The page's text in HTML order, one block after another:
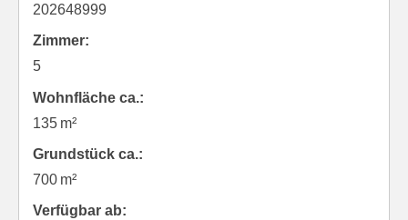
202648999
Zimmer:
5
Wohnfläche ca.:
135 m²
Grund­stück ca.:
700 m²
Verfügbar ab: